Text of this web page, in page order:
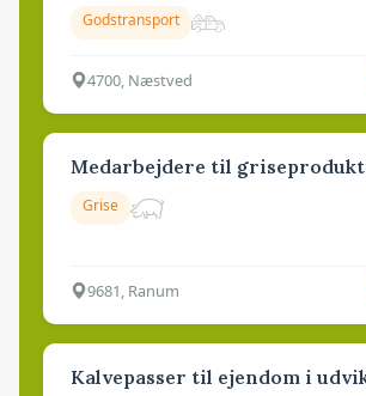
Godstransport
4700, Næstved
Medarbejdere til
Grise
9681, Ranum
Kalvepasser til ejendom i